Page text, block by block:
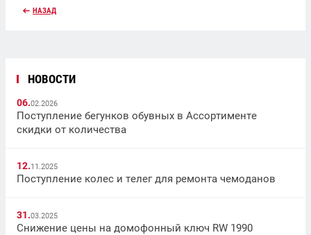
НАЗАД
НОВОСТИ
06.02.2026
Поступление бегунков обувных в Ассортименте
скидки от количества
12.11.2025
Поступление колес и телег для ремонта чемоданов
31.03.2025
Снижение цены на домофонный ключ RW 1990